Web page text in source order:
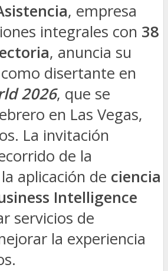
, empresa
integrales con 38
, anuncia su
disertante en
2026, que se
en Las Vegas,
La invitación
de la
aplicación de ciencia
Intelligence
servicios de
la experiencia